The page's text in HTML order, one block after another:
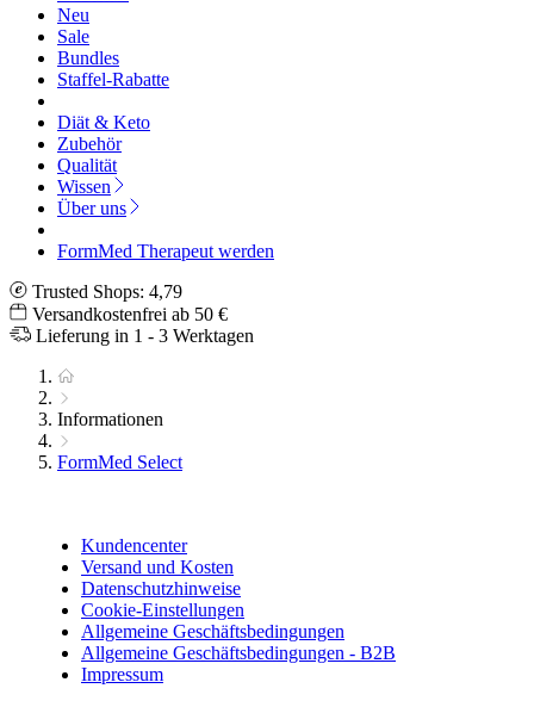
Neu
Sale
Bundles
Staffel-Rabatte
Diät & Keto
Zubehör
Qualität
Wissen
Über uns
FormMed Therapeut werden
Trusted Shops: 4,79
Versandkostenfrei ab 50 €
Lieferung in 1 - 3 Werktagen
Informationen
FormMed Select
Kundencenter
Versand und Kosten
Datenschutzhinweise
Cookie-Einstellungen
Allgemeine Geschäftsbedingungen
Allgemeine Geschäftsbedingungen - B2B
Impressum